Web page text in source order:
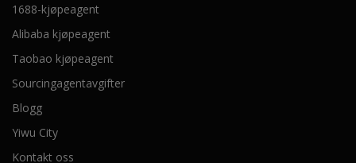
1688-kjøpeagent
Alibaba kjøpeagent
Taobao kjøpeagent
Sourcingagentavgifter
Blogg
Yiwu City
Kontakt oss